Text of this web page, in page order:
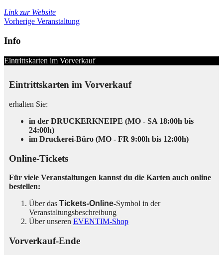
Link zur Website
Vorherige Veranstaltung
Info
Eintrittskarten im Vorverkauf
Eintrittskarten im Vorverkauf
erhalten Sie:
in der DRUCKERKNEIPE (MO - SA 18:00h bis
24:00h)
im Druckerei-Büro (MO - FR 9:00h bis 12:00h)
Online-Tickets
Für viele Veranstaltungen kannst du die Karten auch online
bestellen:
Über das Tickets-Online-Symbol in der
Veranstaltungsbeschreibung
Über unseren EVENTIM-Shop
Vorverkauf-Ende